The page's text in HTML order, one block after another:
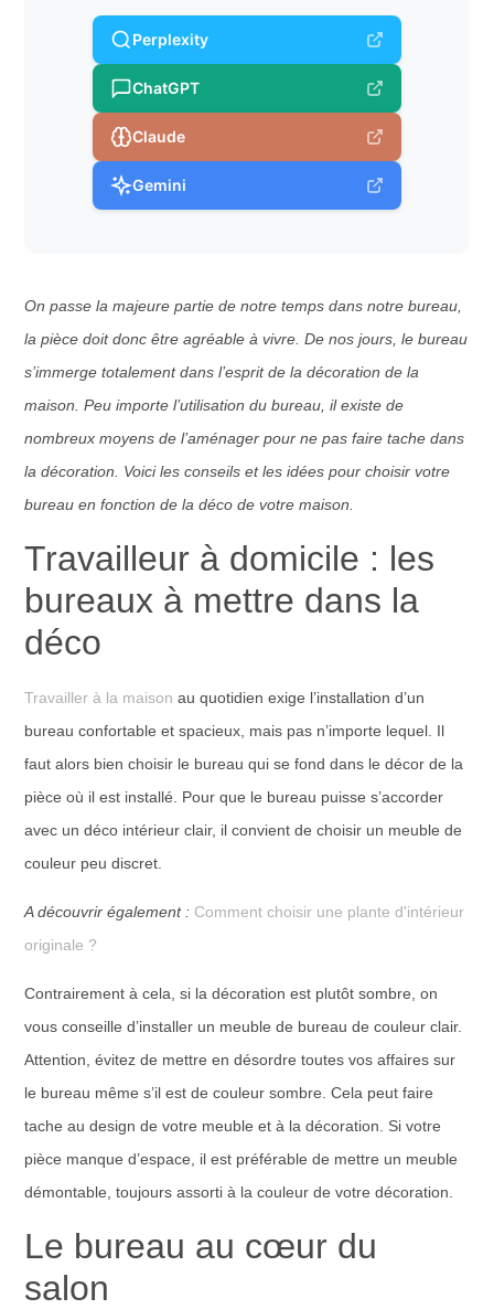
Perplexity
ChatGPT
Claude
Gemini
On passe la majeure partie de notre temps dans notre bureau,
la pièce doit donc être agréable à vivre. De nos jours, le bureau
s’immerge totalement dans l’esprit de la décoration de la
maison. Peu importe l’utilisation du bureau, il existe de
nombreux moyens de l’aménager pour ne pas faire tache dans
la décoration. Voici les conseils et les idées pour choisir votre
bureau en fonction de la déco de votre maison.
Travailleur à domicile : les
bureaux à mettre dans la
déco
Travailler à la maison au quotidien exige l’installation d’un
bureau confortable et spacieux, mais pas n’importe lequel. Il
faut alors bien choisir le bureau qui se fond dans le décor de la
pièce où il est installé. Pour que le bureau puisse s’accorder
avec un déco intérieur clair, il convient de choisir un meuble de
couleur peu discret.
A découvrir également : Comment choisir une plante d'intérieur
originale ?
Contrairement à cela, si la décoration est plutôt sombre, on
vous conseille d’installer un meuble de bureau de couleur clair.
Attention, évitez de mettre en désordre toutes vos affaires sur
le bureau même s’il est de couleur sombre. Cela peut faire
tache au design de votre meuble et à la décoration. Si votre
pièce manque d’espace, il est préférable de mettre un meuble
démontable, toujours assorti à la couleur de votre décoration.
Le bureau au cœur du
salon